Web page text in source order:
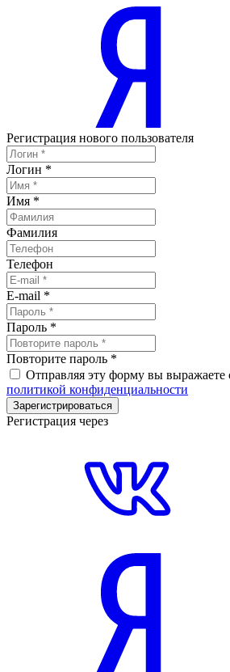
Регистрация нового пользователя
Логин *
Имя *
Фамилия
Телефон
E-mail *
Пароль *
Повторите пароль *
Отправляя эту форму вы выражаете
политикой конфиденциальности
Зарегистрироваться
Регистрация через